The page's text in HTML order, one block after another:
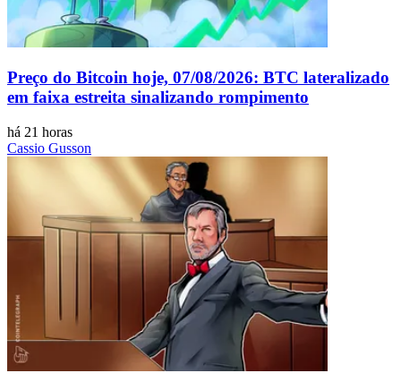
Preço do Bitcoin hoje, 07/08/2026: BTC lateralizado
em faixa estreita sinalizando rompimento
há 21 horas
Cassio Gusson